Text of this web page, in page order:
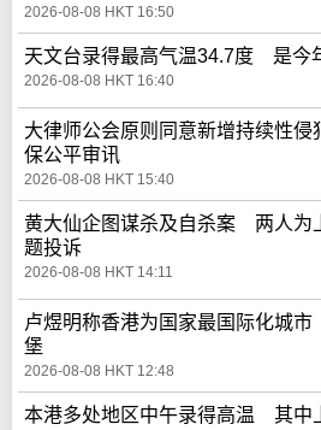
2026-08-08 HKT 16:50
天文台录得最高气温34.7度 是今
2026-08-08 HKT 16:40
大律师公会原则同意新增持续性
保公平审讯
2026-08-08 HKT 15:40
黄大仙企图谋杀及自杀案 两人为
题投诉
2026-08-08 HKT 14:11
卢煜明称香港为国家最国际化城
堡
2026-08-08 HKT 12:48
本港多处地区中午录得高温 其中